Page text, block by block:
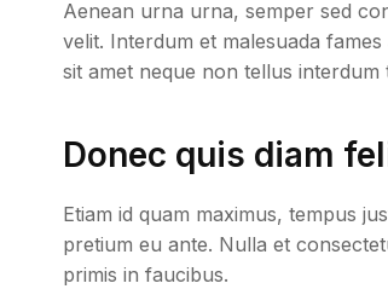
Aenean urna urna, semper sed
velit. Interdum et malesuada
sit amet neque non tellus interdum
Donec quis diam
Etiam id quam maximus, tempus
pretium eu ante. Nulla et
primis in faucibus.